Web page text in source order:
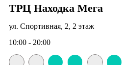
ТРЦ Находка Мега
ул. Спортивная, 2, 2 этаж
10:00 - 20:00